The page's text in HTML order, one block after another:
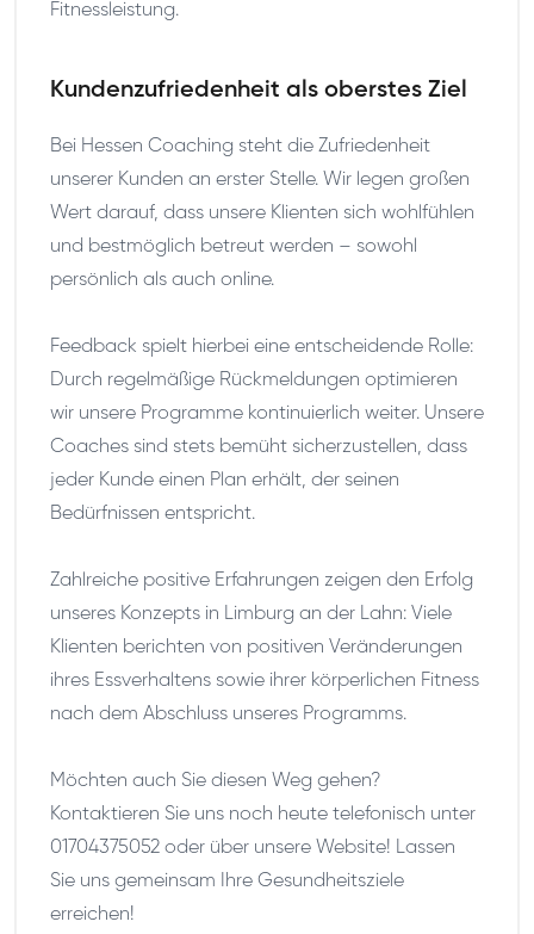
Fitnessleistung.
Kundenzufriedenheit als oberstes Ziel
Bei Hessen Coaching steht die Zufriedenheit
unserer Kunden an erster Stelle. Wir legen großen
Wert darauf, dass unsere Klienten sich wohlfühlen
und bestmöglich betreut werden – sowohl
persönlich als auch online.
Feedback spielt hierbei eine entscheidende Rolle:
Durch regelmäßige Rückmeldungen optimieren
wir unsere Programme kontinuierlich weiter. Unsere
Coaches sind stets bemüht sicherzustellen, dass
jeder Kunde einen Plan erhält, der seinen
Bedürfnissen entspricht.
Zahlreiche positive Erfahrungen zeigen den Erfolg
unseres Konzepts in Limburg an der Lahn: Viele
Klienten berichten von positiven Veränderungen
ihres Essverhaltens sowie ihrer körperlichen Fitness
nach dem Abschluss unseres Programms.
Möchten auch Sie diesen Weg gehen?
Kontaktieren Sie uns noch heute telefonisch unter
01704375052 oder über unsere Website! Lassen
Sie uns gemeinsam Ihre Gesundheitsziele
erreichen!